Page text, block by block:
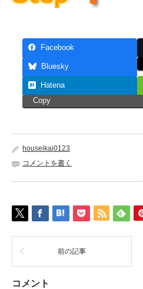
Facebook
Bluesky
Hatena
Copy
houseikai0123
コメントを書く
前の記事
コメント